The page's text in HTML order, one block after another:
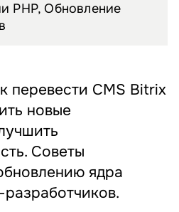
PHP, Обновление
перевести CMS Bitrix
новые
Советы
ядра